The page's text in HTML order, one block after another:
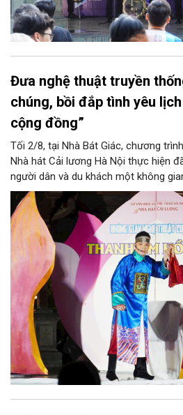
Đưa nghệ thuật truyền
chúng, bồi đắp tình yêu
cộng đồng”
Tối 2/8, tại Nhà Bát Giác, chương
Nhà hát Cải lương Hà Nội thực hiện
người dân và du khách một không
những làn điệu cải lương, ca cổ, tân
hòa quyện trong không gian của
biệt, chương trình có sự giao lưu của
phương Nam, góp phần tạo nên cuộc
cảm xúc.